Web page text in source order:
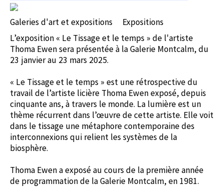
Galeries d'art et expositions
Expositions
L’exposition « Le Tissage et le temps » de l'artiste
Thoma Ewen sera présentée à la Galerie Montcalm, du
23 janvier au 23 mars 2025.
« Le Tissage et le temps » est une rétrospective du
travail de l’artiste licière Thoma Ewen exposé, depuis
cinquante ans, à travers le monde. La lumière est un
thème récurrent dans l’œuvre de cette artiste. Elle voit
dans le tissage une métaphore contemporaine des
interconnexions qui relient les systèmes de la
biosphère.
Thoma Ewen a exposé au cours de la première année
de programmation de la Galerie Montcalm, en 1981.